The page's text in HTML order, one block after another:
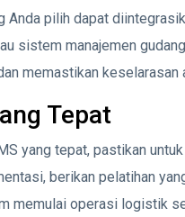
pilih dapat
sistem manajemen
memastikan keselarasan
Tepat
yang tepat, pastikan
berikan pelatihan
memulai operasi logistik